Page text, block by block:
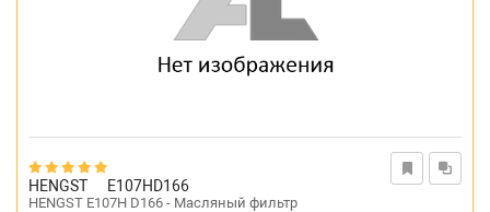
HENGST E107HD166
HENGST E107H D166 - Масляный фильтр